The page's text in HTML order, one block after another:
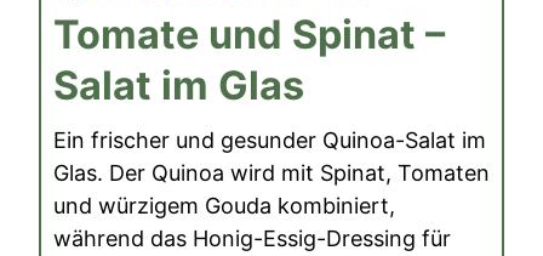
Tomate und Spinat –
Salat im Glas
Ein frischer und gesunder Quinoa-Salat im
Glas. Der Quinoa wird mit Spinat, Tomaten
und würzigem Gouda kombiniert,
während das Honig-Essig-Dressing für